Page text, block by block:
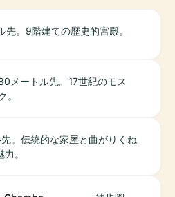
先。9階建ての歴史的宮殿。
メートル先。17世紀のモス
。
。伝統的な家屋と曲がりくね
。